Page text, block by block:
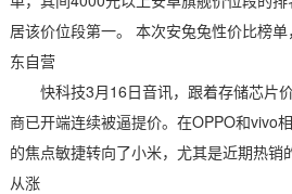
居该价位段第一。 本次安兔兔性价比榜
东自营
快科技3月16日音讯，跟着存储芯片
商已开端连续被逼提价。在OPPO和vivo
的焦点敏捷转向了小米，尤其是近期热销
从涨